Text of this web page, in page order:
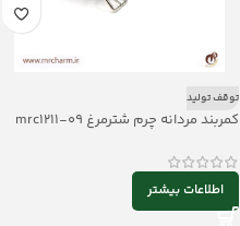
توقف تولید
کمربند مردانه چرم شترمرغ mrc1211-09
اطلاعات بیشتر